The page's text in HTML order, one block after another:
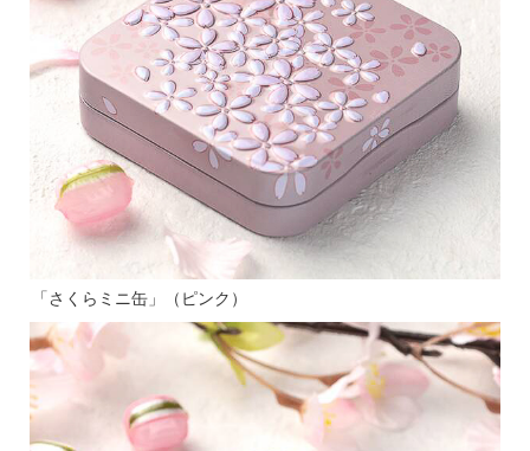
「さくらミニ缶」（ピンク）